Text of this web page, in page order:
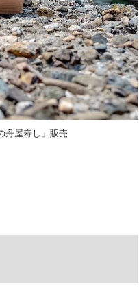
舟屋寿し」販売